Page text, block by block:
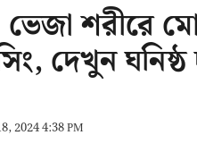
শরীরে
দেখুন
2024 4:38 PM